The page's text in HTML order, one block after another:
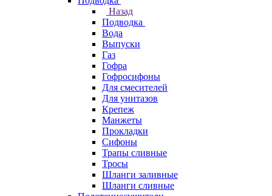
Назад
Подводка
Вода
Выпуски
Газ
Гофра
Гофросифоны
Для смесителей
Для унитазов
Крепеж
Манжеты
Прокладки
Сифоны
Трапы сливные
Тросы
Шланги заливные
Шланги сливные